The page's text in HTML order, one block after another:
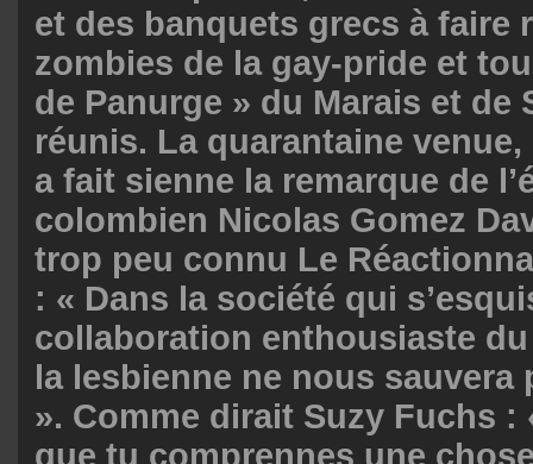
et des banquets grecs à faire
zombies de la gay-pride et
de Panurge » du Marais et de
réunis. La quarantaine
a fait sienne la remarque de
colombien Nicolas Gomez
trop peu connu Le
: « Dans la société qui
collaboration enthousiaste
la lesbienne ne nous sauvera
». Comme dirait Suzy Fuchs :
que tu comprennes une